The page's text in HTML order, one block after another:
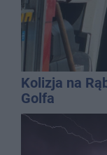
Kolizja na
Golfa